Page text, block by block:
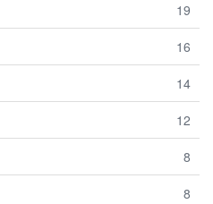
19
16
14
12
8
8